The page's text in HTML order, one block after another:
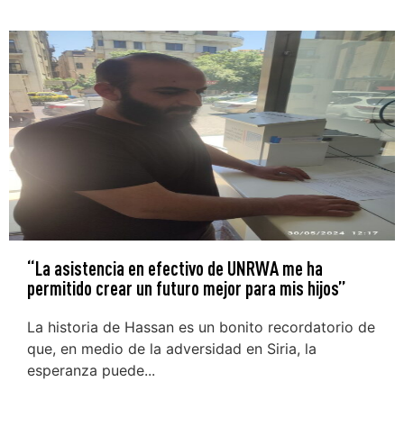
“La asistencia en efectivo de UNRWA me ha
permitido crear un futuro mejor para mis hijos”
La historia de Hassan es un bonito recordatorio de
que, en medio de la adversidad en Siria, la
esperanza puede...